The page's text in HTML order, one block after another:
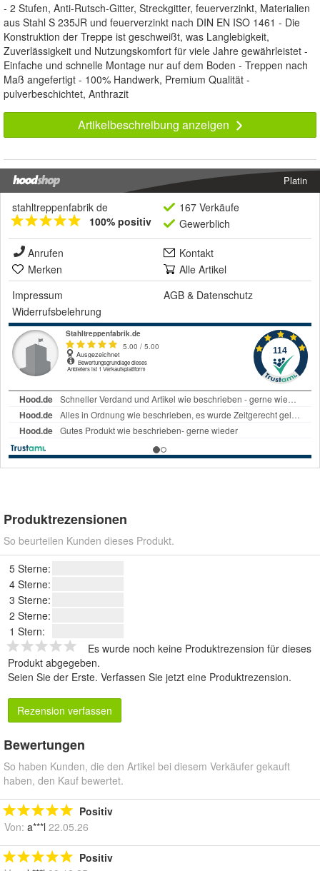
- 2 Stufen, Anti-Rutsch-Gitter, Streckgitter, feuerverzinkt, Materialien
aus Stahl S 235JR und feuerverzinkt nach DIN EN ISO 1461 - Die
Konstruktion der Treppe ist geschweißt, was Langlebigkeit,
Zuverlässigkeit und Nutzungskomfort für viele Jahre gewährleistet -
Einfache und schnelle Montage nur auf dem Boden - Treppen nach
Maß angefertigt - 100% Handwerk, Premium Qualität -
pulverbeschichtet, Anthrazit
Artikelbeschreibung anzeigen
Platin
stahltreppenfabrik de
100% positiv
167 Verkäufe
Gewerblich
Anrufen
Kontakt
Merken
Alle Artikel
Impressum
AGB & Datenschutz
Widerrufsbelehrung
Produktrezensionen
So beurteilen Kunden dieses Produkt.
5 Sterne:
4 Sterne:
3 Sterne:
2 Sterne:
1 Stern:
Es wurde noch keine Produktrezension für dieses
Produkt abgegeben.
Seien Sie der Erste. Verfassen Sie jetzt eine Produktrezension.
Rezension verfassen
Bewertungen
So haben Kunden, die den Artikel bei diesem Verkäufer gekauft
haben, den Kauf bewertet.
Positiv
Von: a***l 22.05.26
Positiv